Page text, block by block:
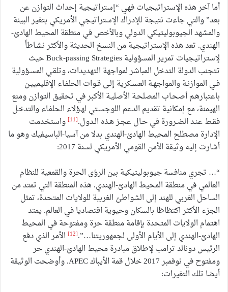
أما آخر هذه الإستراتيجيات فهي “إستراتيجية إحداث التوازن عن
بعد” والتي جاءت نتيجة للإدراك الإستراتيجي الأمريكي بتغير البيئة
والمشهد الجيوبوليتيكي الدولي وبالأخص في منطقة المحيط الهادئ-
الهندي. تعد هذه الإستراتيجية من النسخ الحديثة والأكثر نشـاطاً
لإستراتيجيات تمرير المسؤولية Buck-passing Strategies حيث
تتجنب الدولة التدخل المباشر لمواجهة التهديدات، وتلقـي المسـؤولية
فـي الموازنـة والمواجهـة العسـكرية إلـى قـوات الحلفـاء الإقليمييـن
باعتبارهـم أصحـاب المصلحـة الأصليـة الأكبر في تحقيق التوازن ومنع
الهيمنة، مع إمكانية تقديم الدعم اللوجسـتي لهـؤلاء الحلفـاء والتدخـل
فقـط عنـد الضـرورة في حـال عجـز هـذه الـدول.[11]
واستخدمت
الإدارة مصطلح المحيط الهادئ-الهندي بدلا من آسيا-الباسيفيك وهو ما
أشارت إليه وثيقة الأمن القومي الأمريكي لسنة 2017:
“… تجري منافسة جيوبوليتيكية بين الرؤى الحرة والقمعية للنظام
العالمي في منطقة المحيط الهادئ-الهندي. هذه المنطقة التي تمتد من
الساحل الغربي للهند إلى الشواطئ الغربية للولايات المتحدة، تمثل
الجزء الأكثر اكتظاظا بالسكان وحيوية اقتصاديا في العالم. يمتد
اهتمام الولايات المتحدة بإقامة منطقة حرة ومفتوحة في المحيط
الهادئ-الهندي إلى الأيام الأولى لجمهوريتنا…”.[12]
الأمر الذي دفع
الرئيس دونالد ترامب لإطلاق مبادرة محيط الهادئ-الهندي حر
ومفتوح في نوفمبر 2017 خلال قمة الأيباك APEC. وأوضحت الوثيقة
أيضا تلك التغيرات: